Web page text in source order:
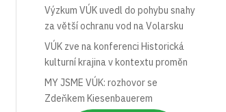
Výzkum VÚK uvedl do pohybu snahy
za větší ochranu vod na Volarsku
VÚK zve na konferenci Historická
kulturní krajina v kontextu proměn
MY JSME VÚK: rozhovor se
Zdeňkem Kiesenbauerem